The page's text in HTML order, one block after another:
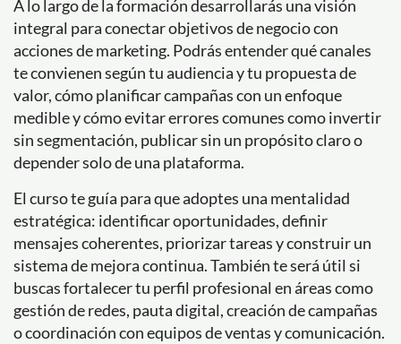
A lo largo de la formación desarrollarás una visión
integral para conectar objetivos de negocio con
acciones de marketing. Podrás entender qué canales
te convienen según tu audiencia y tu propuesta de
valor, cómo planificar campañas con un enfoque
medible y cómo evitar errores comunes como invertir
sin segmentación, publicar sin un propósito claro o
depender solo de una plataforma.
El curso te guía para que adoptes una mentalidad
estratégica: identificar oportunidades, definir
mensajes coherentes, priorizar tareas y construir un
sistema de mejora continua. También te será útil si
buscas fortalecer tu perfil profesional en áreas como
gestión de redes, pauta digital, creación de campañas
o coordinación con equipos de ventas y comunicación.